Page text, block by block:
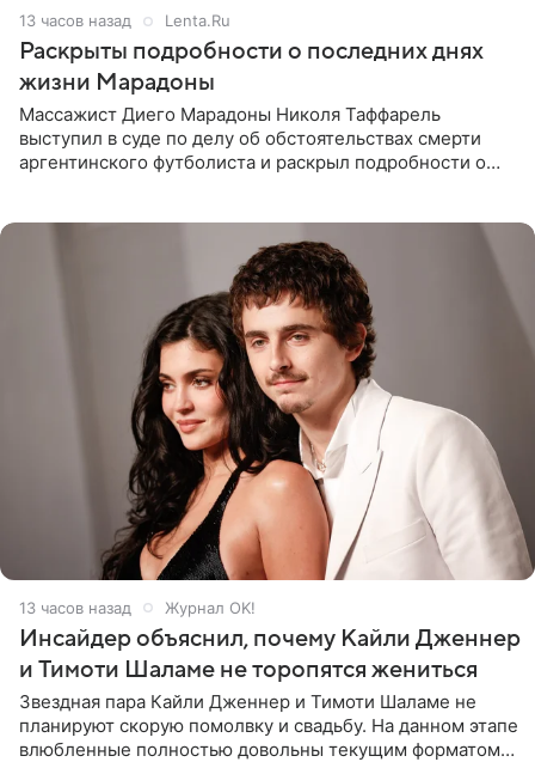
13 часов назад Lenta.Ru
Раскрыты подробности о последних днях
жизни Марадоны
Массажист Диего Марадоны Николя Таффарель
выступил в суде по делу об обстоятельствах смерти
аргентинского футболиста и раскрыл подробности о
13 часов назад Журнал OK!
Инсайдер объяснил, почему Кайли Дженнер
и Тимоти Шаламе не торопятся жениться
Звездная пара Кайли Дженнер и Тимоти Шаламе не
планируют скорую помолвку и свадьбу. На данном этапе
влюбленные полностью довольны текущим форматом